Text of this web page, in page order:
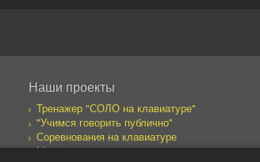
Наши проекты
Тренажер "СОЛО на клавиатуре"
"Учимся говорить публично"
Соревнования на клавиатуре
Моя собака желает познакомиться